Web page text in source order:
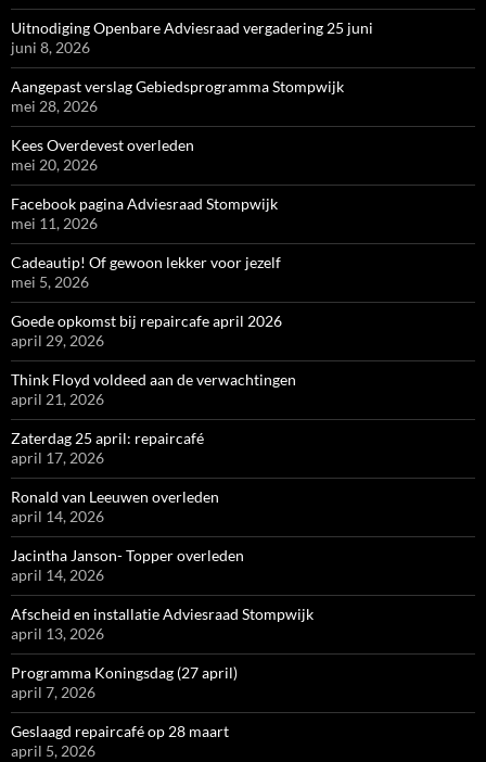
Uitnodiging Openbare Adviesraad vergadering 25 juni
juni 8, 2026
Aangepast verslag Gebiedsprogramma Stompwijk
mei 28, 2026
Kees Overdevest overleden
mei 20, 2026
Facebook pagina Adviesraad Stompwijk
mei 11, 2026
Cadeautip! Of gewoon lekker voor jezelf
mei 5, 2026
Goede opkomst bij repaircafe april 2026
april 29, 2026
Think Floyd voldeed aan de verwachtingen
april 21, 2026
Zaterdag 25 april: repaircafé
april 17, 2026
Ronald van Leeuwen overleden
april 14, 2026
Jacintha Janson- Topper overleden
april 14, 2026
Afscheid en installatie Adviesraad Stompwijk
april 13, 2026
Programma Koningsdag (27 april)
april 7, 2026
Geslaagd repaircafé op 28 maart
april 5, 2026